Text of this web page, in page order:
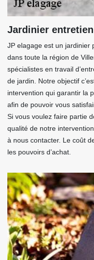
Jardinier
JP elagage est un jardinier
dans toute la région de
spécialistes en travail
de jardin. Notre objectif
intervention qui garantir la
afin de pouvoir vous
Si vous voulez faire partie
qualité de notre
à nous contacter. Le coût
les pouvoirs d’achat.